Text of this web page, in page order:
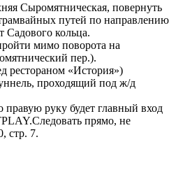
Сыромятническая, повернуть
путей по направлению
Садового кольца.
мимо поворота на
пер.).
рестораном «История»)
проходящий под ж/д
руку будет главный вход
прямо, не
стр. 7.